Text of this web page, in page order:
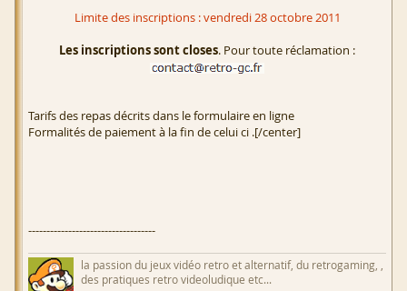
Limite des inscriptions : vendredi 28 octobre 2011
Les inscriptions sont closes. Pour toute réclamation :
Tarifs des repas décrits dans le formulaire en ligne
Formalités de paiement à la fin de celui ci .[/center]
-----------------------------------
la passion du jeux vidéo retro et alternatif, du retrogaming, ,
des pratiques retro videoludique etc...